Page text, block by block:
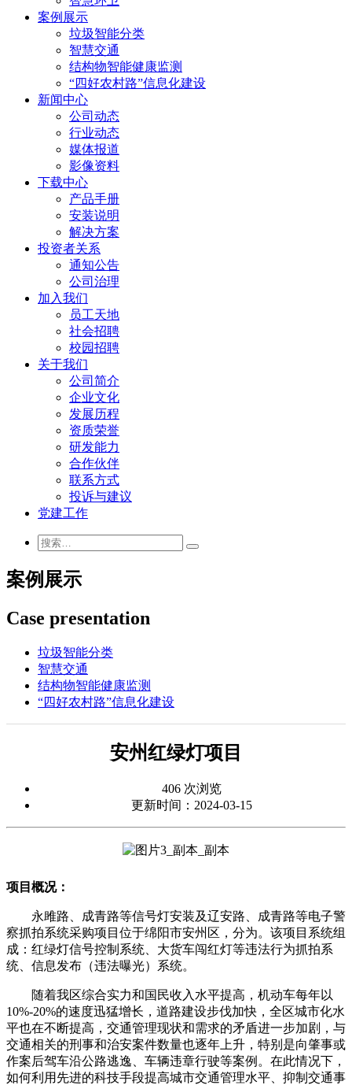
案例展示
垃圾智能分类
智慧交通
结构物智能健康监测
“四好农村路”信息化建设
新闻中心
公司动态
行业动态
媒体报道
影像资料
下载中心
产品手册
安装说明
解决方案
投资者关系
通知公告
公司治理
加入我们
员工天地
社会招聘
校园招聘
关于我们
公司简介
企业文化
发展历程
资质荣誉
研发能力
合作伙伴
联系方式
投诉与建议
党建工作
案例展示
Case presentation
垃圾智能分类
智慧交通
结构物智能健康监测
“四好农村路”信息化建设
安州红绿灯项目
406 次浏览
更新时间：2024-03-15
项目概况：
永雎路、成青路等信号灯安装及辽安路、成青路等电子警
察抓拍系统采购项目位于绵阳市安州区，分为。该项目系统组
成：红绿灯信号控制系统、大货车闯红灯等违法行为抓拍系
统、信息发布（违法曝光）系统。
随着我区综合实力和国民收入水平提高，机动车每年以
10%-20%的速度迅猛增长，道路建设步伐加快，全区城市化水
平也在不断提高，交通管理现状和需求的矛盾进一步加剧，与
交通相关的刑事和治安案件数量也逐年上升，特别是向肇事或
作案后驾车沿公路逃逸、车辆违章行驶等案例。在此情况下，
如何利用先进的科技手段提高城市交通管理水平、抑制交通事